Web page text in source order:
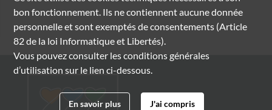
bon fonctionnement. Ils ne contiennent aucune donnée
personnelle et sont exemptés de consentements (Article
82 de la loi Informatique et Libertés).
Vous pouvez consulter les conditions générales
d’utilisation sur le lien ci-dessous.
En savoir plus J'ai compris